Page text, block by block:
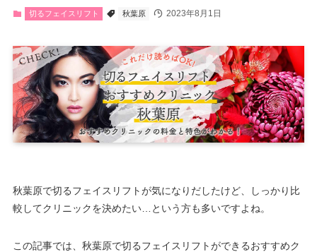
切るフェイスリフト 秋葉原 2023年8月1日
秋葉原で切るフェイスリフトが気になりだしたけど、しっかり比
較してクリニックを決めたい…という方も多いですよね。
この記事では、秋葉原で切るフェイスリフトができるおすすめク